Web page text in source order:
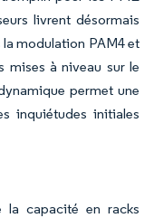
livrent désormais
modulation PAM4 et
mises à niveau sur le
permet une
inquiétudes initiales
la capacité en racks